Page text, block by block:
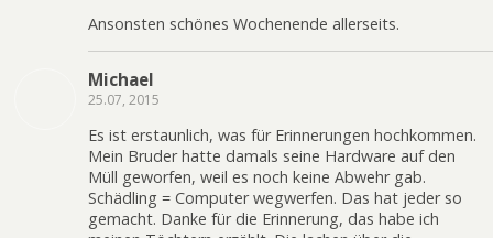
Ansonsten schönes Wochenende allerseits.
Michael
25.07, 2015
Es ist erstaunlich, was für Erinnerungen hochkommen.
Mein Bruder hatte damals seine Hardware auf den
Müll geworfen, weil es noch keine Abwehr gab.
Schädling = Computer wegwerfen. Das hat jeder so
gemacht. Danke für die Erinnerung, das habe ich